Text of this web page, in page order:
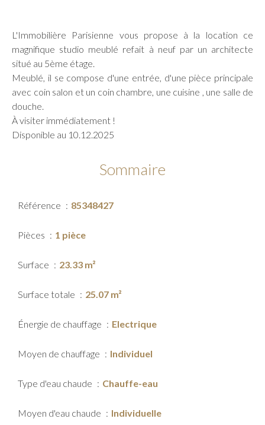
L'Immobilière Parisienne vous propose à la location ce
magnifique studio meublé refait à neuf par un architecte
situé au 5ème étage.
Meublé, il se compose d'une entrée, d'une pièce principale
avec coin salon et un coin chambre, une cuisine , une salle de
douche.
À visiter immédiatement !
Disponible au 10.12.2025
Sommaire
Référence 85348427
Pièces 1 pièce
Surface 23.33 m²
Surface totale 25.07 m²
Énergie de chauffage Electrique
Moyen de chauffage Individuel
Type d'eau chaude Chauffe-eau
Moyen d'eau chaude Individuelle